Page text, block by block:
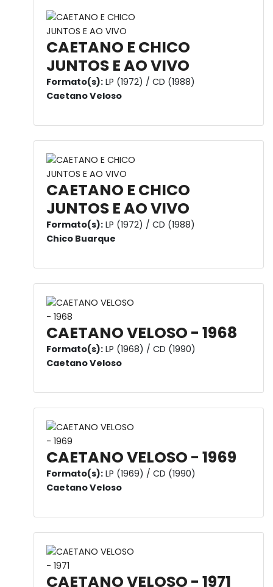
CAETANO E CHICO
JUNTOS E AO VIVO
Formato(s): LP (1972) / CD (1988)
Caetano Veloso
CAETANO E CHICO
JUNTOS E AO VIVO
Formato(s): LP (1972) / CD (1988)
Chico Buarque
CAETANO VELOSO - 1968
Formato(s): LP (1968) / CD (1990)
Caetano Veloso
CAETANO VELOSO - 1969
Formato(s): LP (1969) / CD (1990)
Caetano Veloso
CAETANO VELOSO - 1971